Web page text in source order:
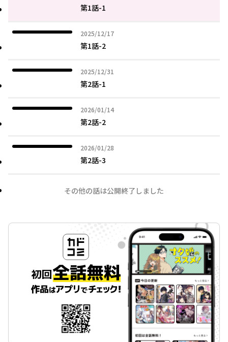
第1話-1
2025/12/17
2025年12月17日
第1話-2
2025/12/31
2025年12月31日
第2話-1
2026/01/14
2026年01月14日
第2話-2
2026/01/28
2026年01月28日
第2話-3
その他の話は公開終了しました